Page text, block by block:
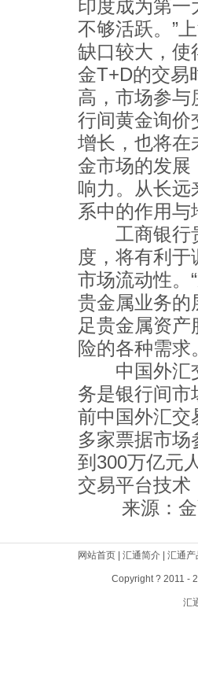
印度成为第一
不够活跃。”
缺口较大，使
金T+D的交易
高，市场参与
行间黄金询价
增长，也将在
金市场的发展
响力。从长远
系中的作用与
工商银行贵
度，将有利
市场流动性。
贵金属业务的
足贵金属资
险的各种需求
中国外汇交
务是银行间市
前中国外汇交
多家票据市
到300万亿元
交易平台技术
来源：金
网站首页 汇通简介 汇通产
Copyright ? 2011 -
汇